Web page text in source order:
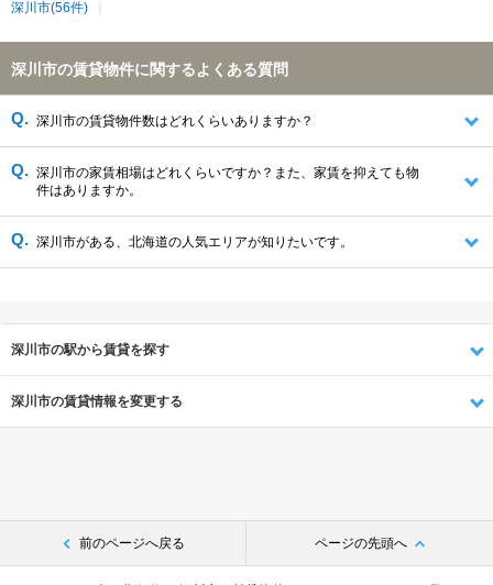
深川市(56件)
深川市の賃貸物件に関するよくある質問
深川市の賃貸物件数はどれくらいありますか？
深川市の家賃相場はどれくらいですか？また、家賃を抑えても物
件はありますか。
深川市がある、北海道の人気エリアが知りたいです。
深川市の駅から賃貸を探す
深川市の賃貸情報を変更する
前のページへ戻る ページの先頭へ